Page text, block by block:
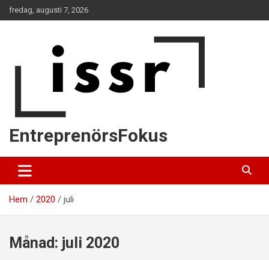
Hoppa
till
fredag, augusti 7, 2026
EntreprenörsFokus
Hem 2020 juli
Månad: juli 2020